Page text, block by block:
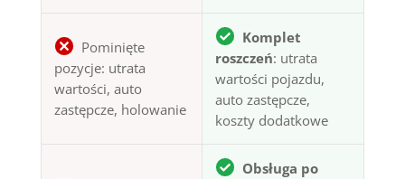
Pominięte
pozycje: utrata
wartości, auto
zastępcze, holowanie
Komplet
roszczeń: utrata
wartości pojazdu,
auto zastępcze,
koszty dodatkowe
Obsługa po